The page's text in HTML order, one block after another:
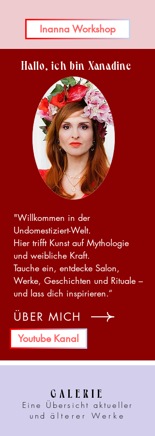
Inanna Workshop
Hallo, ich bin Xanadine
"Willkommen in der
Undomestiziert-Welt.
Hier trifft Kunst auf Mythologie
und weibliche Kraft.
Tauche ein, entdecke Salon,
Werke, Geschichten und Rituale –
und lass dich inspirieren.“
ÜBER MICH
Youtube Kanal
GALERIE
Eine Übersicht aktueller
und älterer Werke